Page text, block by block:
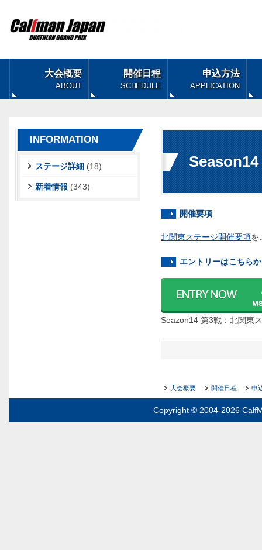
大会概要
ABOUT
開催日程
SCHEDULE
申込方法
APPLICATION
開催要項
北関東ステージ開催要項を
エントリーはこちら
Seazon14 第3戦：北関東
INFORMATION
ステージ詳細 (18)
新着情報 (343)
大会概要 開催日程 申
Copyright © 2004-2026